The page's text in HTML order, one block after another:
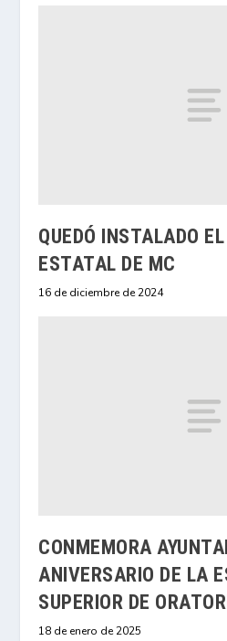
QUEDÓ INSTALADO
ESTATAL DE MC
16 de diciembre de 2024
CONMEMORA
ANIVERSARIO DE LA
SUPERIOR DE
18 de enero de 2025